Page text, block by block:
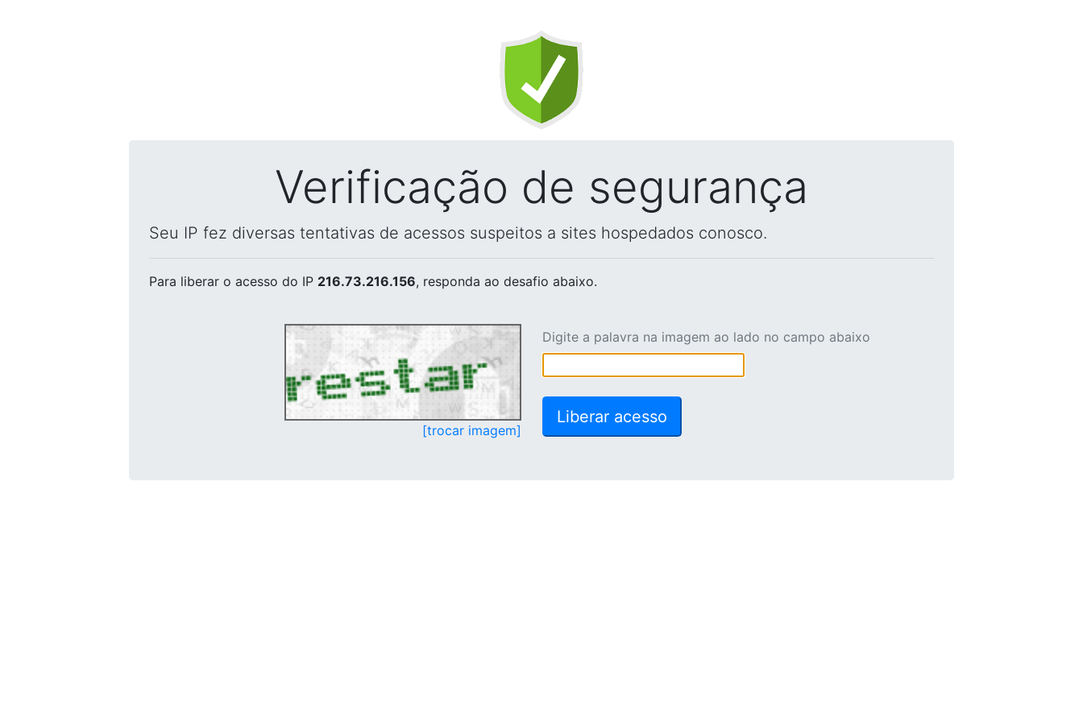
Verificação de segurança
Seu IP fez diversas tentativas de acessos suspeitos a sites hospedados conosco.
Para liberar o acesso do IP 216.73.216.156, responda ao desafio abaixo.
[trocar imagem]
Digite a palavra na imagem ao lado no campo abaixo